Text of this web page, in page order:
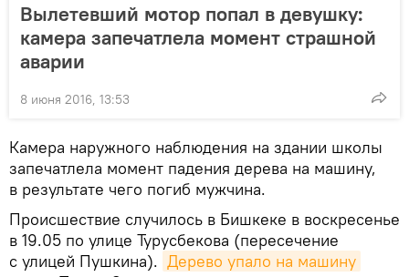
Вылетевший мотор попал в девушку:
камера запечатлела момент страшной
аварии
8 июня 2016, 13:53
Камера наружного наблюдения на здании школы
запечатлела момент падения дерева на машину,
в результате чего погиб мужчина.
Происшествие случилось в Бишкеке в воскресенье
в 19.05 по улице Турусбекова (пересечение
с улицей Пушкина). Дерево упало на машину